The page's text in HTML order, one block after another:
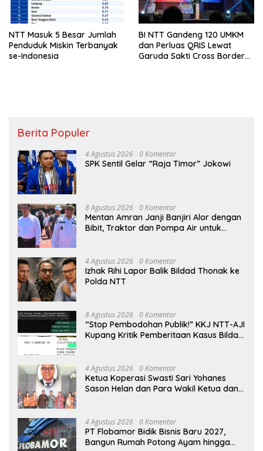
NTT Masuk 5 Besar Jumlah
Penduduk Miskin Terbanyak
se-Indonesia
BI NTT Gandeng 120 UMKM
dan Perluas QRIS Lewat
Garuda Sakti Cross Border
Berita Populer
4 Agustus 2026 0 Komentar
SPK Sentil Gelar “Raja Timor” Jokowi
8 Agustus 2026 0 Komentar
Mentan Amran Janji Banjiri Alor dengan
Bibit, Traktor dan Pompa Air untuk
4 Agustus 2026 0 Komentar
Izhak Rihi Lapor Balik Bildad Thonak ke
Polda NTT
8 Agustus 2026 0 Komentar
“Stop Pembodohan Publik!” KKJ NTT-AJI
Kupang Kritik Pemberitaan Kasus Bildad
4 Agustus 2026 0 Komentar
Ketua Koperasi Swasti Sari Yohanes
Sason Helan dan Para Wakil Ketua dan
Menyambut Sukacita
4 Agustus 2026 0 Komentar
PT Flobamor Bidik Bisnis Baru 2027,
Bangun Rumah Potong Ayam hingga